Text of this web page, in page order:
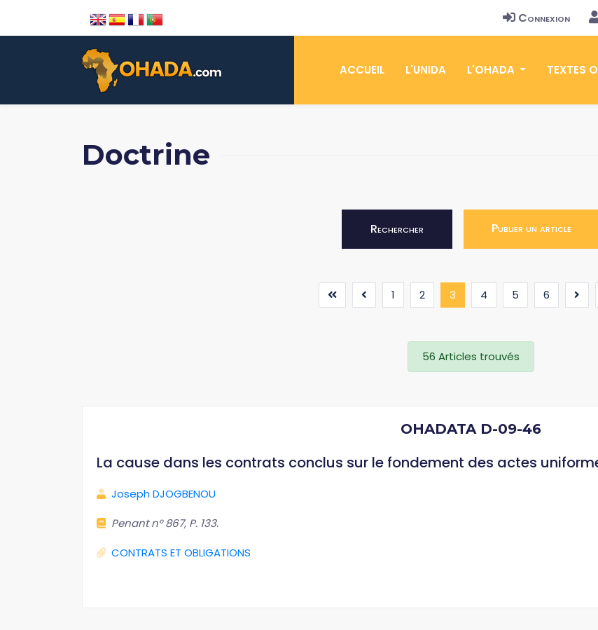
Connexion
ACCUEIL L'UNIDA L'OHADA TEXTES
Doctrine
Rechercher Publier un article
1 2 3 (current)
4 5 6
56 Articles trouvés
OHADATA D-09-46
La cause dans les contrats conclus sur le fondement des actes
Joseph DJOGBENOU
Penant n° 867, P. 133.
CONTRATS ET OBLIGATIONS